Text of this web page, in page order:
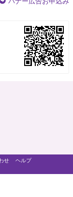
せ
ヘルプ